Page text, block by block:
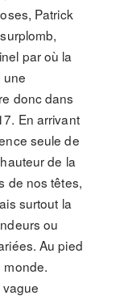
Patrick
par où la
une
donc dans
En arrivant
seule de
de la
de nos têtes,
surtout la
ou
Au pied
monde.